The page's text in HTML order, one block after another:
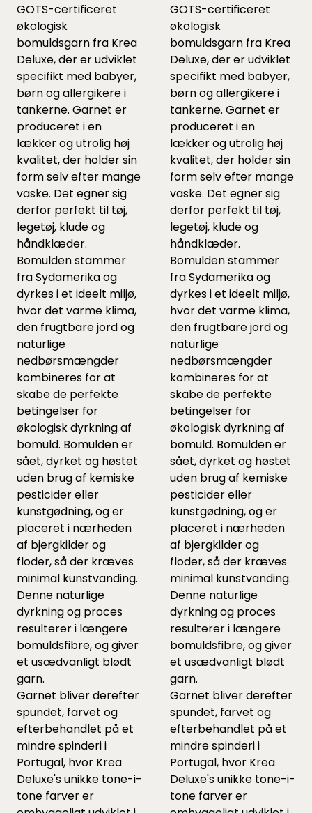
GOTS-certificeret
økologisk
bomuldsgarn fra Krea
Deluxe, der er udviklet
specifikt med babyer,
børn og allergikere i
tankerne. Garnet er
produceret i en
lækker og utrolig høj
kvalitet, der holder sin
form selv efter mange
vaske. Det egner sig
derfor perfekt til tøj,
legetøj, klude og
håndklæder.
Bomulden stammer
fra Sydamerika og
dyrkes i et ideelt miljø,
hvor det varme klima,
den frugtbare jord og
naturlige
nedbørsmængder
kombineres for at
skabe de perfekte
betingelser for
økologisk dyrkning af
bomuld. Bomulden er
sået, dyrket og høstet
uden brug af kemiske
pesticider eller
kunstgødning, og er
placeret i nærheden
af bjergkilder og
floder, så der kræves
minimal kunstvanding.
Denne naturlige
dyrkning og proces
resulterer i længere
bomuldsfibre, og giver
et usædvanligt blødt
garn.
Garnet bliver derefter
spundet, farvet og
efterbehandlet på et
mindre spinderi i
Portugal, hvor Krea
Deluxe's unikke tone-i-
tone farver er
GOTS-certificeret
økologisk
bomuldsgarn fra Krea
Deluxe, der er udviklet
specifikt med babyer,
børn og allergikere i
tankerne. Garnet er
produceret i en
lækker og utrolig høj
kvalitet, der holder sin
form selv efter mange
vaske. Det egner sig
derfor perfekt til tøj,
legetøj, klude og
håndklæder.
Bomulden stammer
fra Sydamerika og
dyrkes i et ideelt miljø,
hvor det varme klima,
den frugtbare jord og
naturlige
nedbørsmængder
kombineres for at
skabe de perfekte
betingelser for
økologisk dyrkning af
bomuld. Bomulden er
sået, dyrket og høstet
uden brug af kemiske
pesticider eller
kunstgødning, og er
placeret i nærheden
af bjergkilder og
floder, så der kræves
minimal kunstvanding.
Denne naturlige
dyrkning og proces
resulterer i længere
bomuldsfibre, og giver
et usædvanligt blødt
garn.
Garnet bliver derefter
spundet, farvet og
efterbehandlet på et
mindre spinderi i
Portugal, hvor Krea
Deluxe's unikke tone-i-
tone farver er